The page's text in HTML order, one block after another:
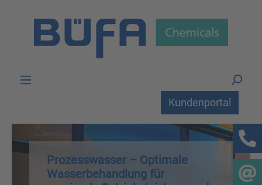
Kundenportal
Prozesswasser – Optimale
Wasserbehandlung für